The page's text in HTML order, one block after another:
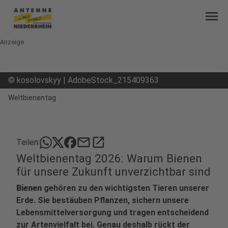
menu
Anzeige
© kosolovskyy | AdobeStock_215409363
Weltbienentag
Teilen: mailopen_in_new
Weltbienentag 2026: Warum Bienen
für unsere Zukunft unverzichtbar sind
Bienen gehören zu den wichtigsten Tieren unserer
Erde. Sie bestäuben Pflanzen, sichern unsere
Lebensmittelversorgung und tragen entscheidend
zur Artenvielfalt bei. Genau deshalb rückt der